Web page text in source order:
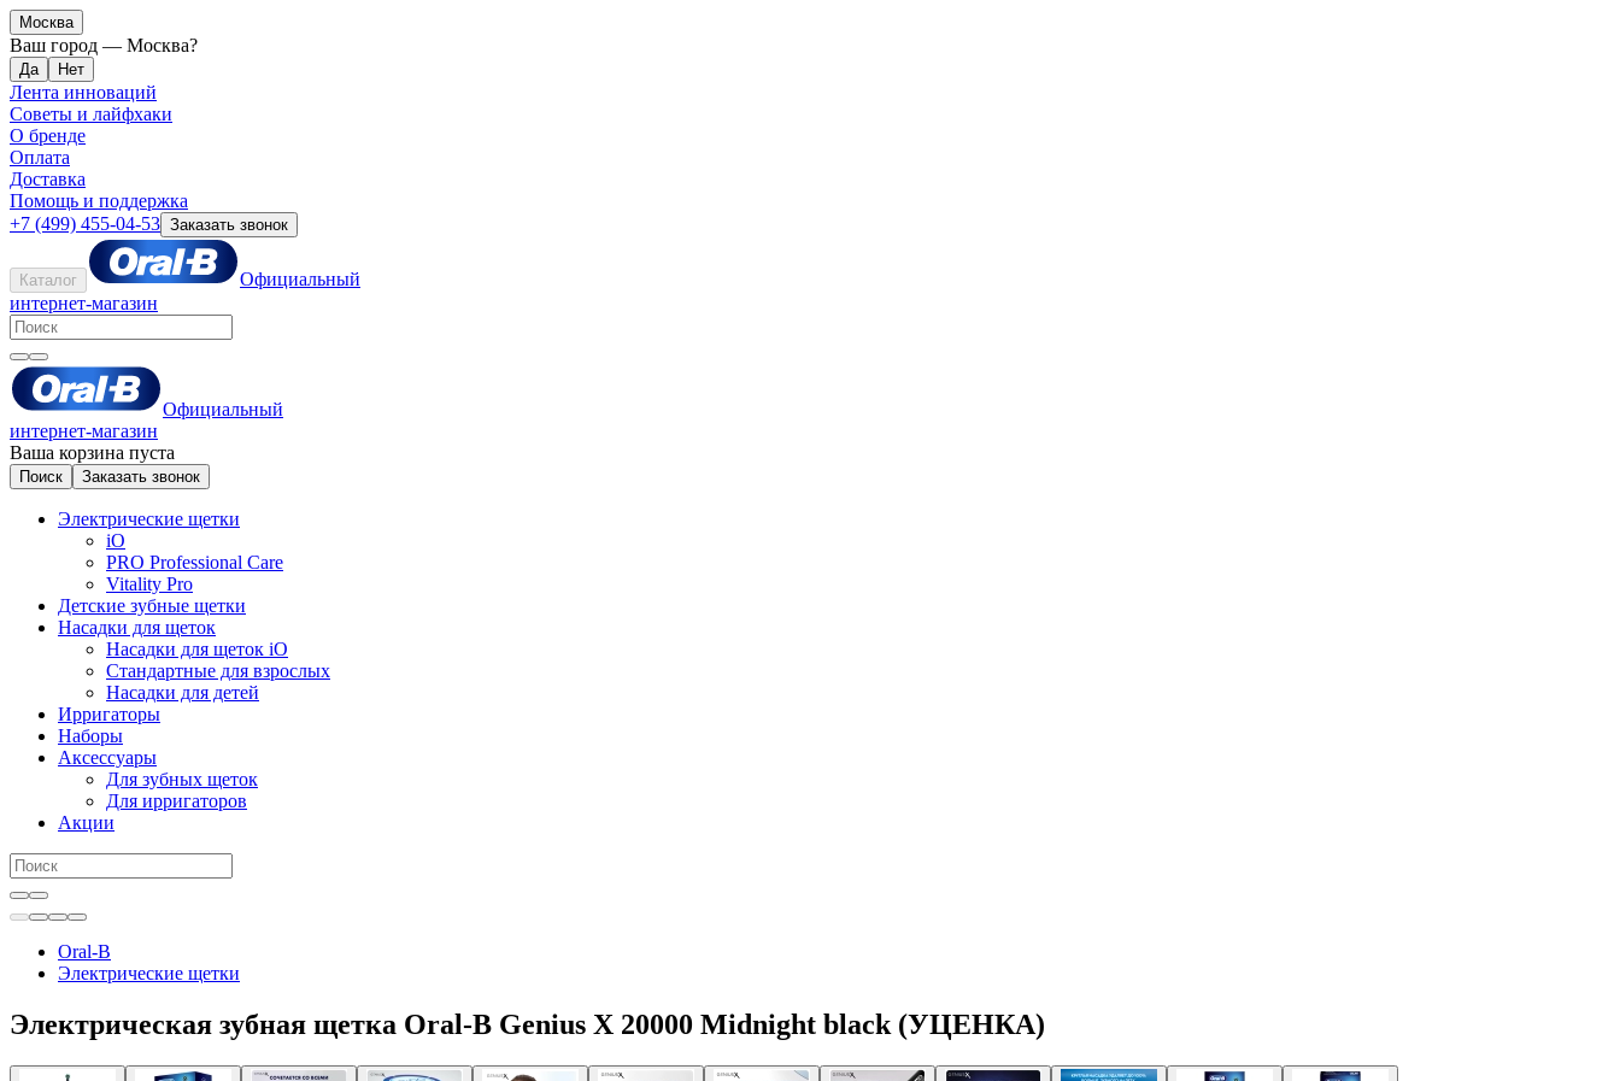
Москва
Ваш город — Москва?
Лента инноваций
Советы и лайфхаки
О бренде
Оплата
Доставка
Помощь и поддержка
+7 (499) 455-04-53 Заказать звонок
Каталог
Официальный
интернет-магазин
Официальный
интернет-магазин
Ваша корзина пуста
Поиск Заказать звонок
Электрические щетки
iO
PRO Professional Care
Vitality Pro
Детские зубные щетки
Насадки для щеток
Насадки для щеток iO
Стандартные для взрослых
Насадки для детей
Ирригаторы
Наборы
Аксессуары
Для зубных щеток
Для ирригаторов
Акции
Oral-B
Электрические щетки
Электрическая зубная щетка Oral-B Genius X 20000 Midnight black (УЦЕНКА)